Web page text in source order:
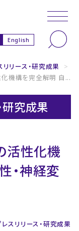
English
リース・研究成果
>
機構を完全解明 自...
研究成果
活性化機
・神経変
レスリリース・研究成果